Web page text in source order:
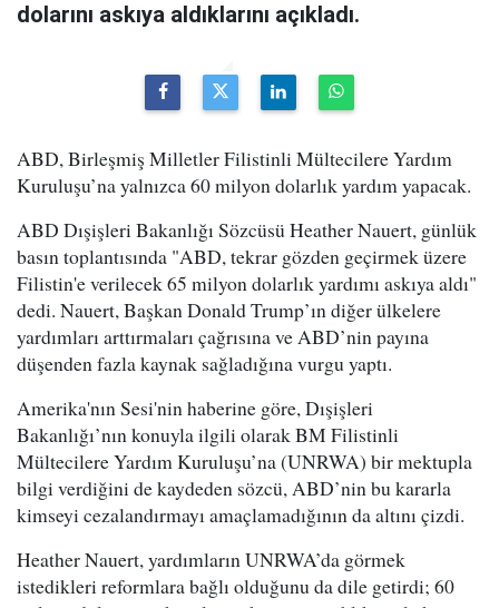
dolarını askıya aldıklarını açıkladı.
ABD, Birleşmiş Milletler Filistinli Mültecilere Yardım
Kuruluşu’na yalnızca 60 milyon dolarlık yardım yapacak.
ABD Dışişleri Bakanlığı Sözcüsü Heather Nauert, günlük
basın toplantısında "ABD, tekrar gözden geçirmek üzere
Filistin'e verilecek 65 milyon dolarlık yardımı askıya aldı"
dedi. Nauert, Başkan Donald Trump’ın diğer ülkelere
yardımları arttırmaları çağrısına ve ABD’nin payına
düşenden fazla kaynak sağladığına vurgu yaptı.
Amerika'nın Sesi'nin haberine göre, Dışişleri
Bakanlığı’nın konuyla ilgili olarak BM Filistinli
Mültecilere Yardım Kuruluşu’na (UNRWA) bir mektupla
bilgi verdiğini de kaydeden sözcü, ABD’nin bu kararla
kimseyi cezalandırmayı amaçlamadığının da altını çizdi.
Heather Nauert, yardımların UNRWA’da görmek
istedikleri reformlara bağlı olduğunu da dile getirdi; 60